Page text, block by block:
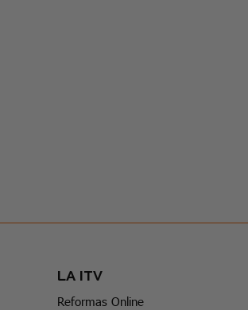
LA ITV
Reformas Online